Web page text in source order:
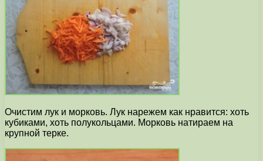
Очистим лук и морковь. Лук нарежем как нравится: хоть
кубиками, хоть полукольцами. Морковь натираем на
крупной терке.